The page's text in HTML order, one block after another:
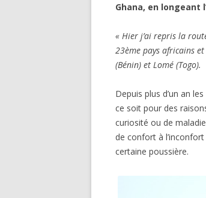
Ghana, en longeant
« Hier j’ai repris la
23ème pays africains
(Bénin) et Lomé (Togo).
Depuis plus d’un an
ce soit pour des
curiosité ou de
de confort à
certaine poussière.